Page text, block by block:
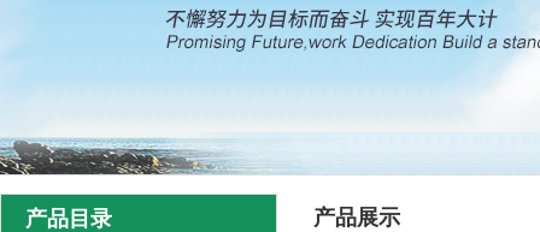
产品目录 产品展示